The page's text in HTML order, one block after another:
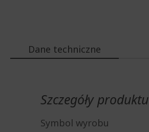
Dane techniczne
Szczegóły produktu
Symbol wyrobu